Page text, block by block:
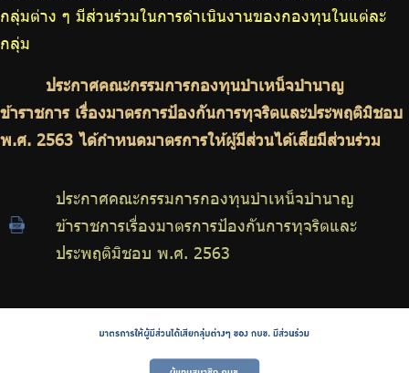
กลุ่มต่าง ๆ มีส่วนร่วมในการดำเนินงานของกองทุนในแต่ละ
กลุ่ม
ประกาศคณะกรรมการกองทุนบำเหน็จบำนาญ
ข้าราชการ เรื่องมาตรการป้องกันการทุจริตและประพฤติมิชอบ
พ.ศ. 2563 ได้กำหนดมาตรการให้ผู้มีส่วนได้เสียมีส่วนร่วม
ประกาศคณะกรรมการกองทุนบำเหน็จบำนาญ
ข้าราชการเรื่องมาตรการป้องกันการทุจริตและ
ประพฤติมิชอบ พ.ศ. 2563